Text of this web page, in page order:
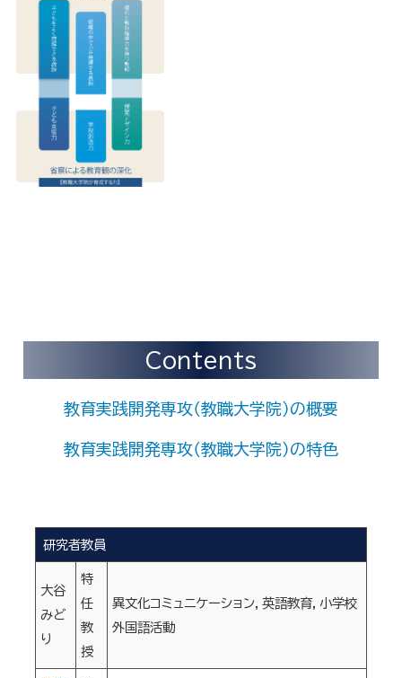
Contents
教育実践開発専攻（教職大学院）の概要
教育実践開発専攻（教職大学院）の特色
研究者教員
大谷
みど
り
特
任
教
授
異文化コミュニケーション，英語教育，小学校
外国語活動